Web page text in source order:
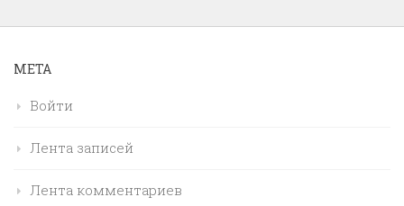
МЕТА
Войти
Лента записей
Лента комментариев